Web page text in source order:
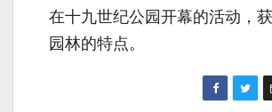
在十九世纪公园开幕的活动，
园林的特点。